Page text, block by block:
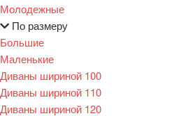
Молодежные
По размеру
Большие
Маленькие
Диваны шириной 100
Диваны шириной 110
Диваны шириной 120